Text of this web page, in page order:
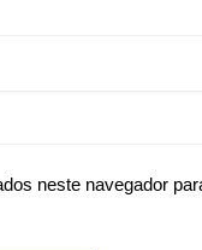
neste navegador